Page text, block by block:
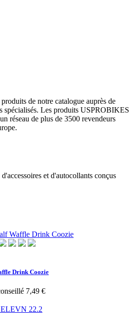
de notre catalogue auprès de
spécialisés. Les produits USPROBIKES
réseau de plus de 3500 revendeurs
et d'autocollants conçus
Drink Coozie
7,49 €